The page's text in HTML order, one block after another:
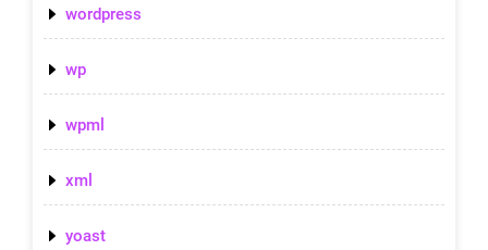
wordpress
wp
wpml
xml
yoast